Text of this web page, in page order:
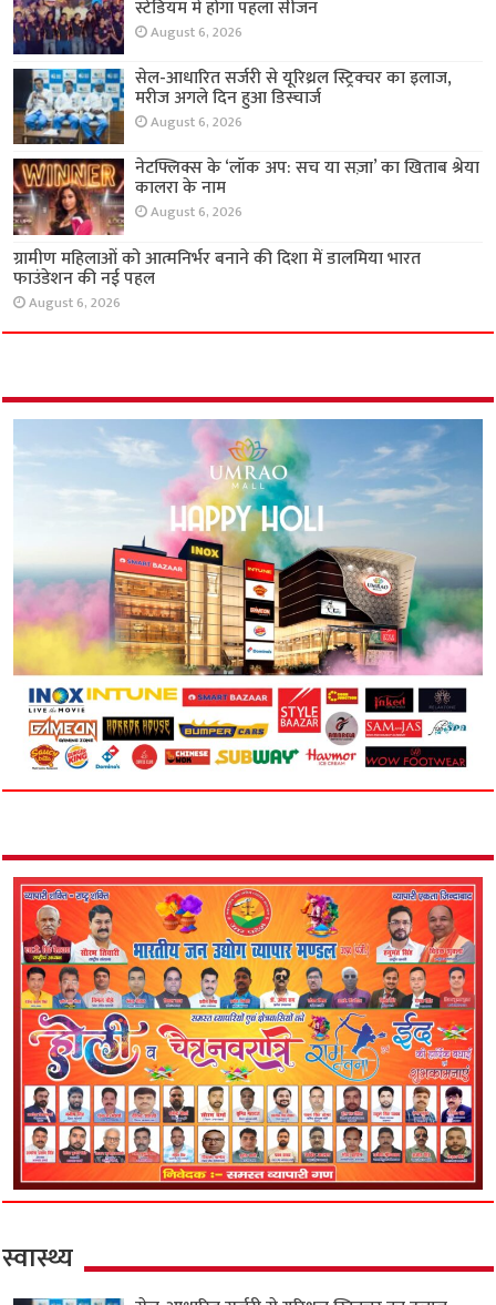
स्टेडियम में होगा पहला सीजन
August 6, 2026
सेल-आधारित सर्जरी से यूरिथ्रल स्ट्रिक्चर का इलाज,
मरीज अगले दिन हुआ डिस्चार्ज
August 6, 2026
नेटफ्लिक्स के ‘लॉक अप: सच या सज़ा’ का खिताब श्रेया
कालरा के नाम
August 6, 2026
ग्रामीण महिलाओं को आत्मनिर्भर बनाने की दिशा में
डालमिया भारत फाउंडेशन की नई पहल
स्वास्थ्य